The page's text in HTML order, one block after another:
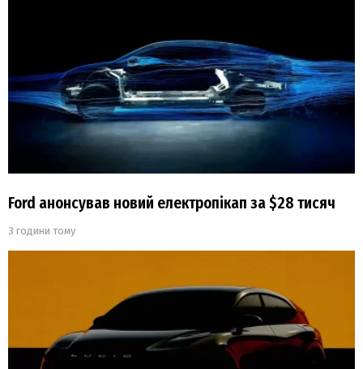
Ford анонсував новий електропікап за $28 тисяч
3 години тому